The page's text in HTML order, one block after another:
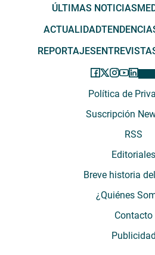
ÚLTIMAS NOTICIAS
ACTUALIDAD
REPORTAJES
Política de
Suscripción
RSS
Editoriales
Breve historia
¿Quiénes
Contacto
Publicidad